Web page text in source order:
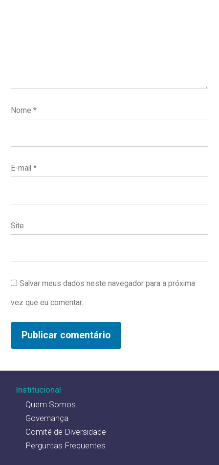
Nome *
E-mail *
Site
Salvar meus dados neste navegador para a próxima
vez que eu comentar.
Institucional
Quem Somos
Governança
Comitê de Diversidade
Perguntas Frequentes